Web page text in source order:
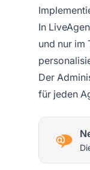
In
und nur im
Der
für jeden